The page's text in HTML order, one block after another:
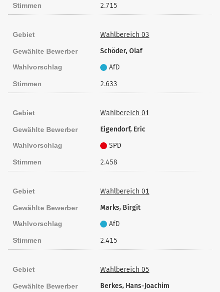
Stimmen 2.715
Gebiet Wahlbereich 03
Gewählte Bewerber Schöder, Olaf
Wahlvorschlag AfD
Stimmen 2.633
Gebiet Wahlbereich 01
Gewählte Bewerber Eigendorf, Eric
Wahlvorschlag SPD
Stimmen 2.458
Gebiet Wahlbereich 01
Gewählte Bewerber Marks, Birgit
Wahlvorschlag AfD
Stimmen 2.415
Gebiet Wahlbereich 05
Gewählte Bewerber Berkes, Hans-Joachim